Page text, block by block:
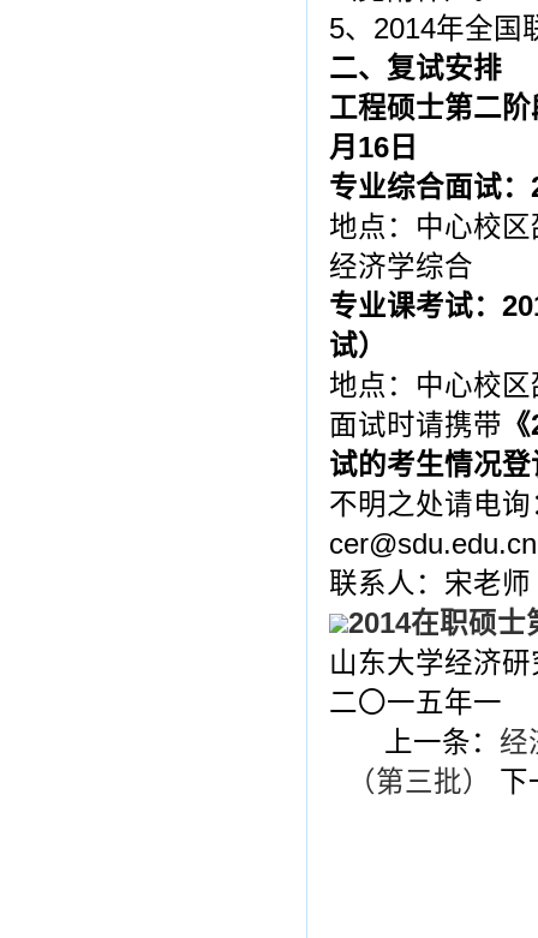
5、2014年全国
二、复试安排
工程硕士第二
月 16 日
专业综合面试：
地点：中心校
经济学综合
专业课考试：
试）
地点：中心校
面试时请携带 《
试的考生情况
不明之处请电
cer@sdu.edu.cn
联系人：宋老师
2014在职硕
山东大学经济研
二〇一五年一
上一条： 经
（第三批）
下